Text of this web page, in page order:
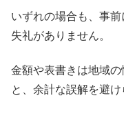
いずれの場合も、事
失礼がありません。
金額や表書きは地域
と、余計な誤解を避け